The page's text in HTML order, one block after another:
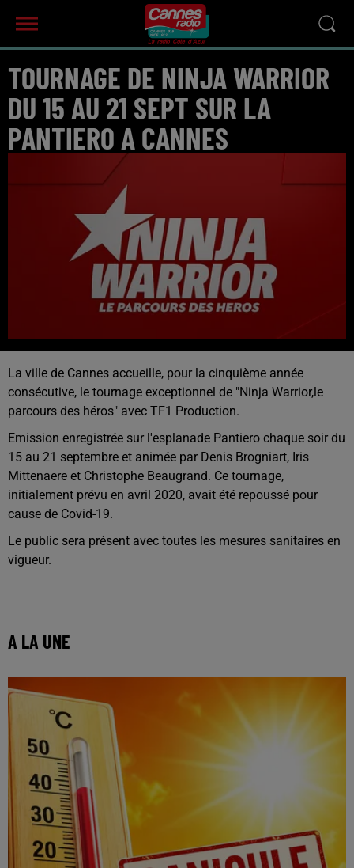
TOURNAGE DE NINJA WARRIOR
DU 15 AU 21 SEPT SUR LA
PANTIERO A CANNES
La ville de Cannes accueille, pour la cinquième année
consécutive, le tournage exceptionnel de "Ninja Warrior,le
parcours des héros" avec TF1 Production.
Emission enregistrée sur l'esplanade Pantiero chaque soir du
15 au 21 septembre et animée par Denis Brogniart, Iris
Mittenaere et Christophe Beaugrand. Ce tournage,
initialement prévu en avril 2020, avait été repoussé pour
cause de Covid-19.
Le public sera présent avec toutes les mesures sanitaires en
vigueur.
A LA UNE